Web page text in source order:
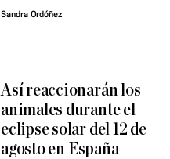
Sandra Ordóñez
Así reaccionarán los
animales durante el
eclipse solar del 12 de
agosto en España